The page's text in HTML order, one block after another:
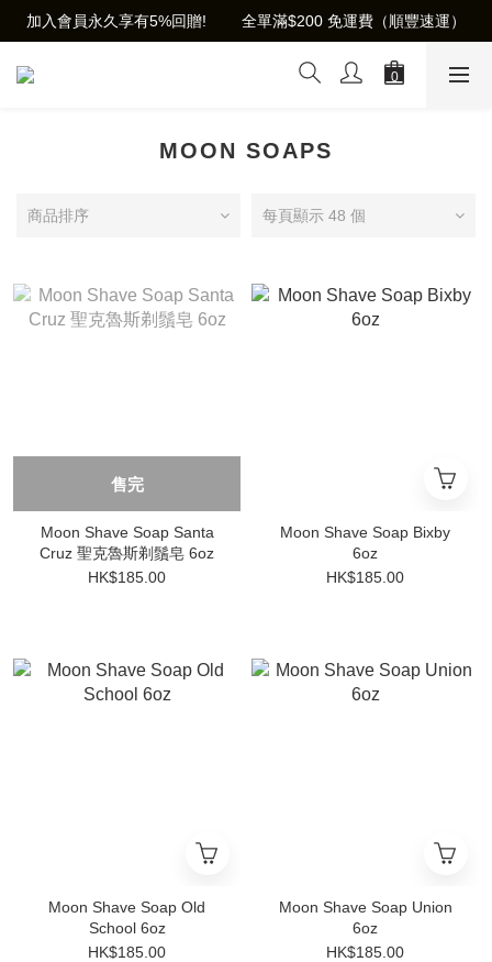
加入會員永久享有5%回贈!        全單滿$200 免運費（順豐速運）
MOON SOAPS
商品排序 每頁顯示 48 個
售完
Moon Shave Soap Santa
Cruz 聖克魯斯剃鬚皂 6oz
HK$185.00
Moon Shave Soap Bixby
6oz
HK$185.00
Moon Shave Soap Old
School 6oz
HK$185.00
Moon Shave Soap Union
6oz
HK$185.00